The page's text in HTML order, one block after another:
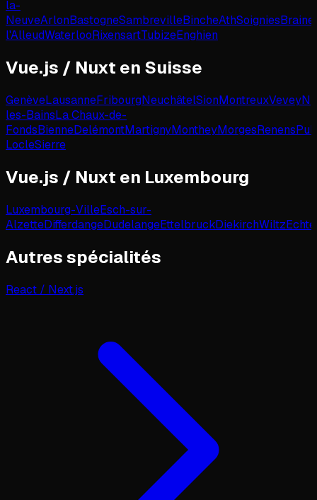
la-
NeuveArlonBastogneSambrevilleBincheAthSoignies
l'AlleudWaterlooRixensartTubizeEnghien
Vue.js / Nuxt en Suisse
GenèveLausanneFribourgNeuchâtelSionMontreuxVevey
les-BainsLa Chaux-de-
FondsBienneDelémontMartignyMontheyMorgesRenens
LocleSierre
Vue.js / Nuxt en Luxembourg
Luxembourg-VilleEsch-sur-
AlzetteDifferdangeDudelangeEttelbruckDiekirchWiltz
Autres spécialités
React / Next.js